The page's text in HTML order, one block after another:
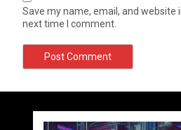
Save my name, email, and website
next time I comment.